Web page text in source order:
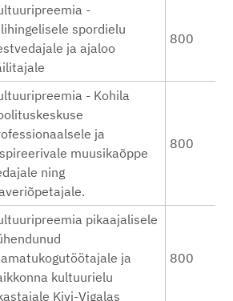
-
spordielu
ja ajaloo
800
- Kohila
ja
muusikaõppe
ning
800
pikaajalisele
ja
kultuurielu
Kivi-Vigalas
800